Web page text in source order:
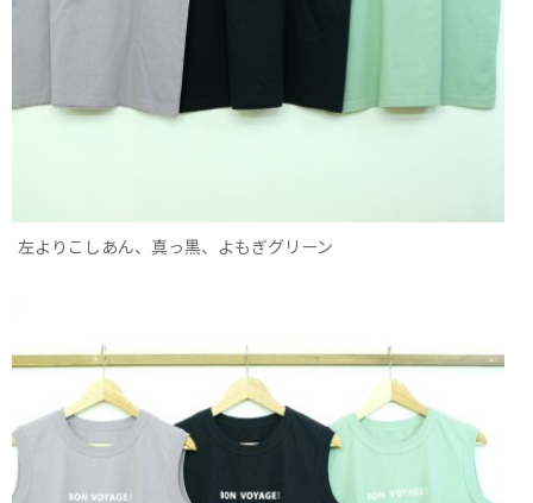
左よりこしあん、真っ黒、よもぎグリーン